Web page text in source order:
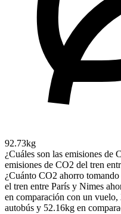
92.73kg
¿Cuáles son las emisiones de
emisiones de CO2 del tren
¿Cuánto CO2 ahorro
el tren entre París y Nimes
en comparación con un
autobús y 52.16kg en